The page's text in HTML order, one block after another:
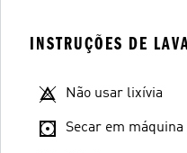
INSTRUÇÕES DE
Não usar lixívia
Secar em